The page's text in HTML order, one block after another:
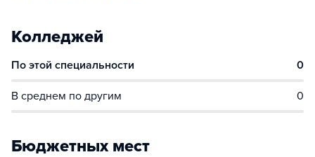
Колледжей
По этой специальности 0
В среднем по другим 0
Бюджетных мест